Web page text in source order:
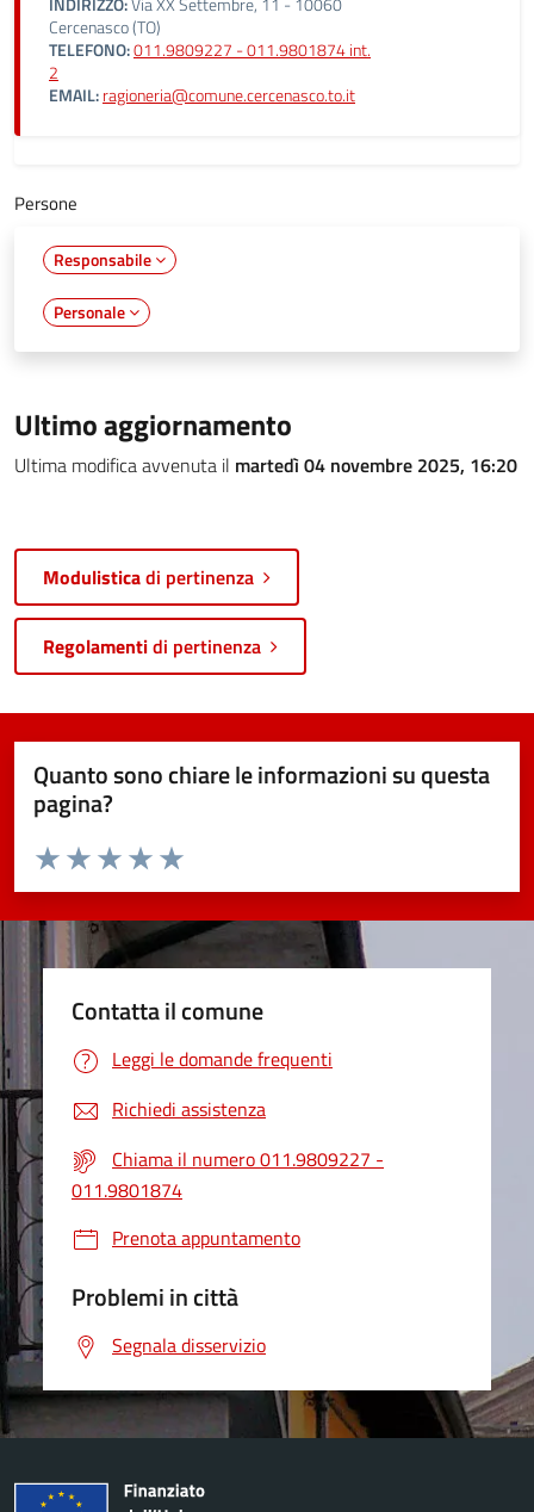
Cercenasco (TO)
TELEFONO:011.9809227 - 011.9801874 int.
2
EMAIL:ragioneria@comune.cercenasco.to.it
Persone
Responsabile
Personale
Ultimo aggiornamento
Ultima modifica avvenuta il martedì 04 novembre 2025, 16:20
Modulisticadi pertinenza
Regolamentidi pertinenza
Quanto sono chiare le informazioni su questa
pagina?
Valuta da 1 a 5 stelle la pagina
Valuta 5 stelle su 5
Valuta 4 stelle su 5
Valuta 3 stelle su 5
Valuta 2 stelle su 5
Valuta 1 stelle su 5
Contatta il comune
Leggi le domande frequenti
Richiedi assistenza
Chiama il numero 011.9809227 -
011.9801874
Prenota appuntamento
Problemi in città
Segnala disservizio